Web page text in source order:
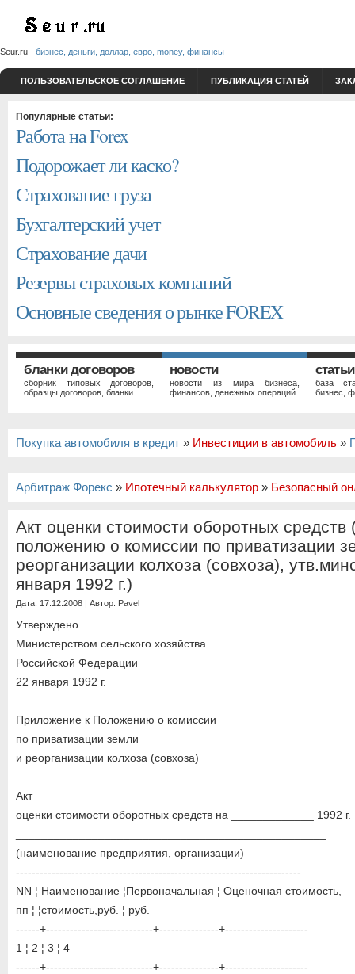
Seur.ru - бизнес, деньги, доллар, евро, money, финансы
ПОЛЬЗОВАТЕЛЬСКОЕ СОГЛАШЕНИЕ ПУБЛИКАЦИЯ СТАТЕЙ
Популярные статьи:
Работа на Forex
Подорожает ли каско?
Страхование груза
Бухгалтерский учет
Страхование дачи
Резервы страховых компаний
Основные сведения о рынке FOREX
бланки договоров
сборник типовых договоров,
образцы договоров, бланки
новости
новости из мира бизнеса,
финансов, денежных операций
статьи
база
бизнес,
Покупка автомобиля в кредит » Инвестиции в автомобиль »
Арбитраж Форекс » Ипотечный калькулятор » Безопасный
Акт оценки стоимости оборотных средств
положению о комиссии по приватизации
реорганизации колхоза (совхоза),
января 1992 г.)
Дата: 17.12.2008 | Автор: Pavel
Утверждено
Министерством сельского хозяйства
Российской Федерации
22 января 1992 г.
Приложение к Положению о комиссии
по приватизации земли
и реорганизации колхоза (совхоза)
Акт
оценки стоимости оборотных средств на _____________ 1992 г.
(наименование предприятия, организации)
------------------------------------------------------------------------
NN ¦ Наименование ¦Первоначальная ¦ Оценочная стоимость,
пп ¦ ¦стоимость,руб. ¦ руб.
------+---------------------------+---------------+---------------------
1 ¦ 2 ¦ 3 ¦ 4
------+---------------------------+---------------+---------------------